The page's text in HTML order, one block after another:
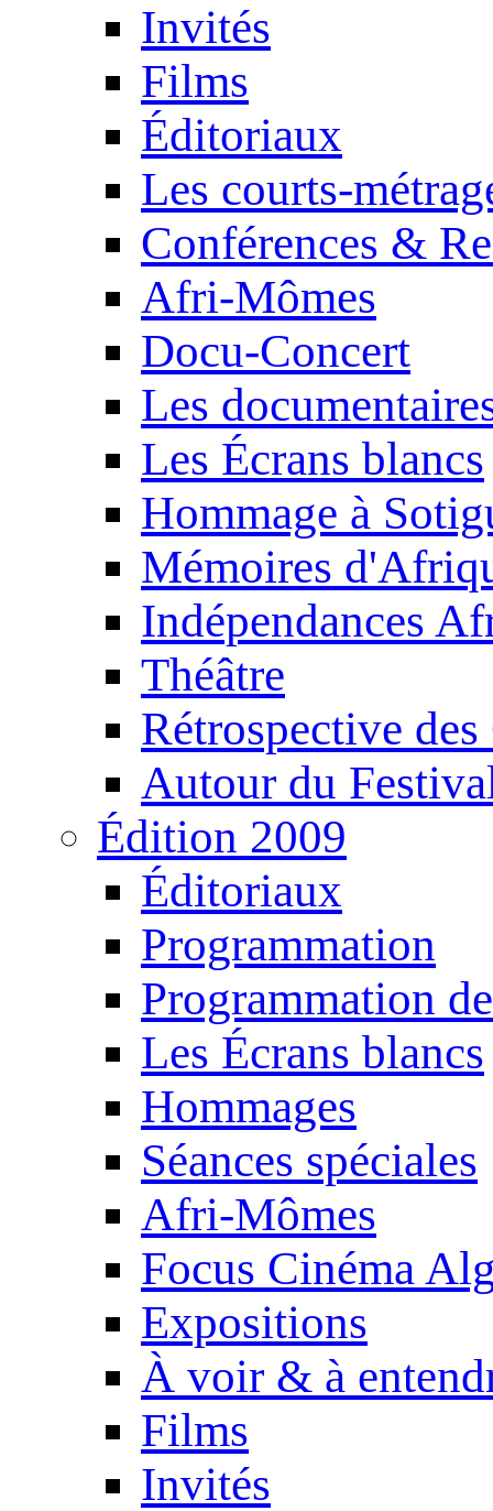
Invités
Films
Éditoriaux
Les courts-
Conférences &
Afri-Mômes
Docu-Concert
Les
Les Écrans blancs
Hommage à
Mémoires
Indépendances
Théâtre
Rétrospective
Autour du
Édition 2009
Éditoriaux
Programmation
Programmation
Les Écrans blancs
Hommages
Séances spéciales
Afri-Mômes
Focus Cinéma
Expositions
À voir & à
Films
Invités